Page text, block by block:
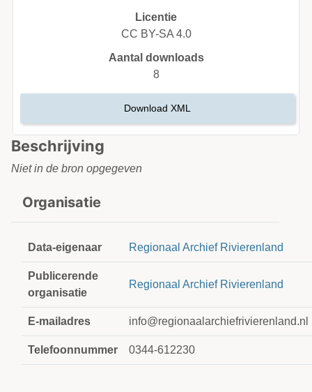
Beschrijving
Niet in de bron opgegeven
Organisatie
Data-eigenaar Regionaal Archief Rivierenland
Publicerende
organisatie
Regionaal Archief Rivierenland
E-mailadres info@regionaalarchiefrivierenland.nl
Telefoonnummer 0344-612230
Licentie
CC BY-SA 4.0
Aantal downloads
8
Download XML